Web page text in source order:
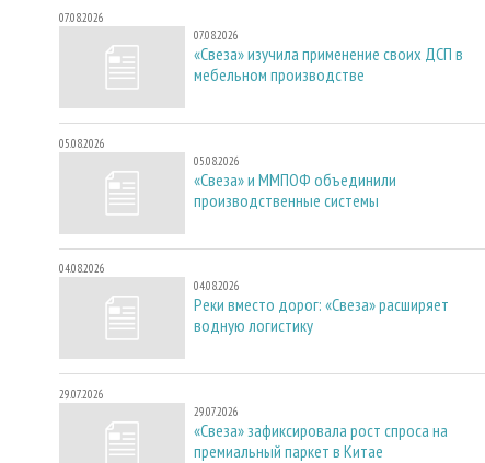
07.08.2026
07.08.2026
«Свеза» изучила применение своих ДСП в
мебельном производстве
05.08.2026
05.08.2026
«Свеза» и ММПОФ объединили
производственные системы
04.08.2026
04.08.2026
Реки вместо дорог: «Свеза» расширяет
водную логистику
29.07.2026
29.07.2026
«Свеза» зафиксировала рост спроса на
премиальный паркет в Китае